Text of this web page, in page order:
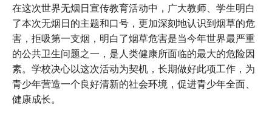
在这次世界无烟日宣传教育活动中，广大教师、学生明白
了本次无烟日的主题和口号，更加深刻地认识到烟草的危
害，拒吸第一支烟，明白了烟草危害是当今年世界最严重
的公共卫生问题之一，是人类健康所面临的最大的危险因
素。学校决心以这次活动为契机，长期做好此项工作，为
青少年营造一个良好清新的社会环境，促进青少年全面、
健康成长。